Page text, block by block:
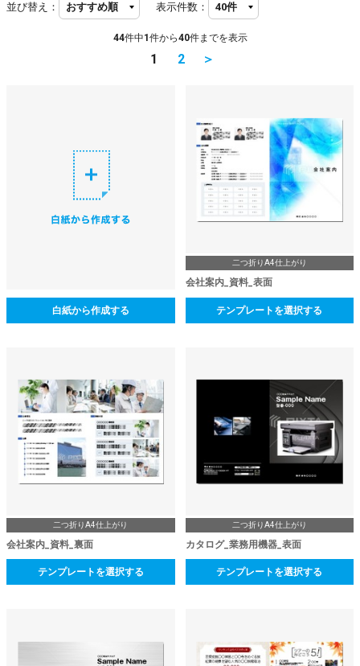
並び替え： 表示件数：
44件中1 件から40件までを表示
1 2 ＞
白紙から作成する
二つ折りA4仕上がり
会社案内_資料_表面
テンプレートを選択する
二つ折りA4仕上がり
会社案内_資料_裏面
テンプレートを選択する
二つ折りA4仕上がり
カタログ_業務用機器_表面
テンプレートを選択する